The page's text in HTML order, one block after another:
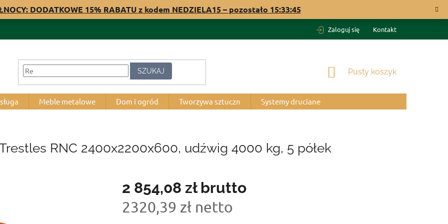
DODATKOWE 15% RABATU z kodem NEDZIELA15 – pozostało 15:33:44
Zaloguj się Kontakt
SZUKAJ KOSZYK
Pusty koszyk
Meble metalowe Dom i ogród Tworzywa sztuczn Systemy druciane
RNC 2400x2200x600, udźwig 4000 kg, 5 półek
2 854,08 złbrutto
2320,39 zł netto